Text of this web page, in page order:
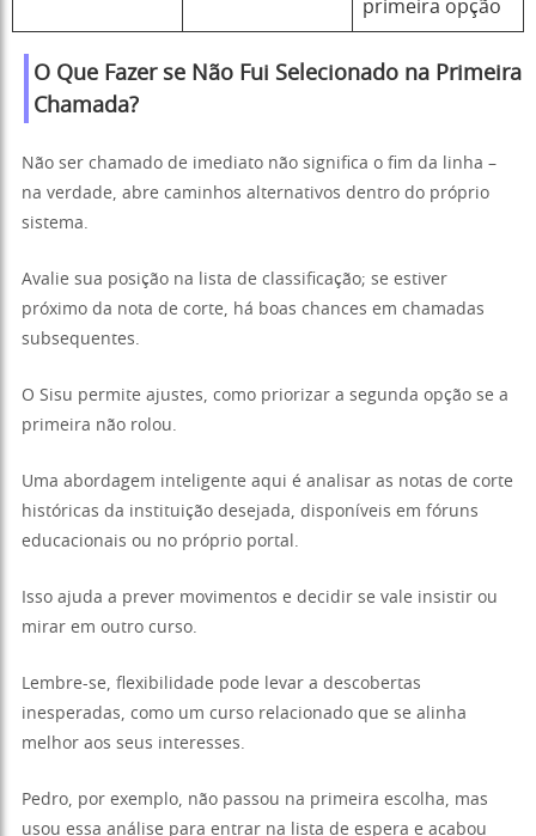
primeira opção
O Que Fazer se Não Fui Selecionado na Primeira
Chamada?
Não ser chamado de imediato não significa o fim da linha –
na verdade, abre caminhos alternativos dentro do próprio
sistema.
Avalie sua posição na lista de classificação; se estiver
próximo da nota de corte, há boas chances em chamadas
subsequentes.
O Sisu permite ajustes, como priorizar a segunda opção se a
primeira não rolou.
Uma abordagem inteligente aqui é analisar as notas de corte
históricas da instituição desejada, disponíveis em fóruns
educacionais ou no próprio portal.
Isso ajuda a prever movimentos e decidir se vale insistir ou
mirar em outro curso.
Lembre-se, flexibilidade pode levar a descobertas
inesperadas, como um curso relacionado que se alinha
melhor aos seus interesses.
Pedro, por exemplo, não passou na primeira escolha, mas
usou essa análise para entrar na lista de espera e acabou